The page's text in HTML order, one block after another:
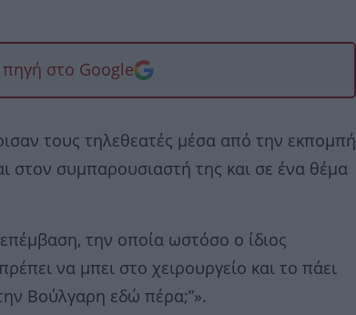
πηγή στο Google
τους τηλεθεατές μέσα από την εκπομπή
στον συμπαρουσιαστή της και σε ένα θέμα
την οποία ωστόσο ο ίδιος
να μπει στο χειρουργείο και το πάει
Βούλγαρη εδώ πέρα;”».